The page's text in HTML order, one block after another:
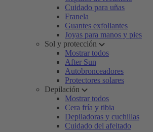
Cuidado para uñas
Franela
Guantes exfoliantes
Joyas para manos y pies
Sol y protección
Mostrar todos
After Sun
Autobronceadores
Protectores solares
Depilación
Mostrar todos
Cera fría y tibia
Depiladoras y cuchillas
Cuidado del afeitado